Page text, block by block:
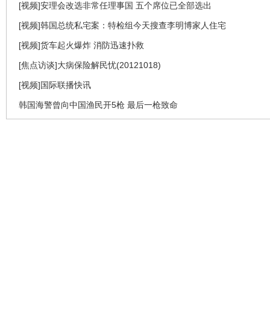
[视频]安理会改选非常任理事国 五个席位已全部选出
[视频]韩国总统私宅案：特检组今天搜查李明博家人住宅
[视频]货车起火爆炸 消防迅速扑救
[焦点访谈]大病保险解民忧(20121018)
[视频]国际联播快讯
韩国海警曾向中国渔民开5枪 最后一枪致命